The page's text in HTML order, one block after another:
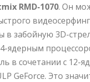
RMD-1070. Он
в забойную 3D-
ядерным
в сочетании с 12-
GeForce. Это